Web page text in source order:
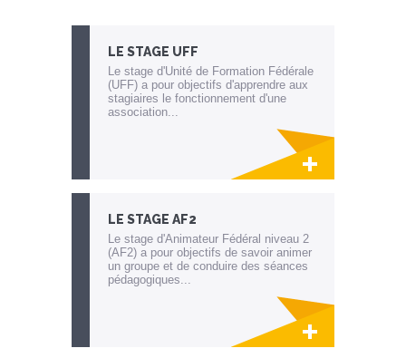
LE STAGE UFF
Le stage d'Unité de Formation Fédérale
(UFF) a pour objectifs d'apprendre aux
stagiaires le fonctionnement d'une
association...
LE STAGE AF2
Le stage d'Animateur Fédéral niveau 2
(AF2) a pour objectifs de savoir animer
un groupe et de conduire des séances
pédagogiques...